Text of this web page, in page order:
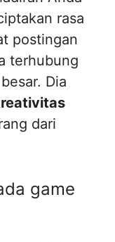
rasa
postingan
terhubung
Dia
dari
game